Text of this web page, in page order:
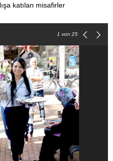
katılan misafirler
1 von 25